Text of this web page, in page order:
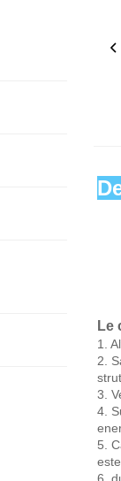
Le
1.
2.
3.
4.
5.
6.